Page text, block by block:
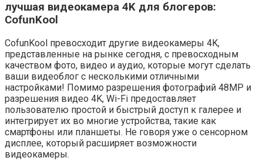
лучшая видеокамера 4K для блогеров:
CofunKool
CofunKool превосходит другие видеокамеры 4K,
представленные на рынке сегодня, с превосходным
качеством фото, видео и аудио, которые могут сделать
ваши видеоблог с несколькими отличными
настройками! Помимо разрешения фотографий 48MP и
разрешения видео 4K, Wi-Fi предоставляет
пользователю простой и быстрый доступ к галерее и
интегрирует их во многие устройства, такие как
смартфоны или планшеты. Не говоря уже о сенсорном
дисплее, который расширяет возможности
видеокамеры.